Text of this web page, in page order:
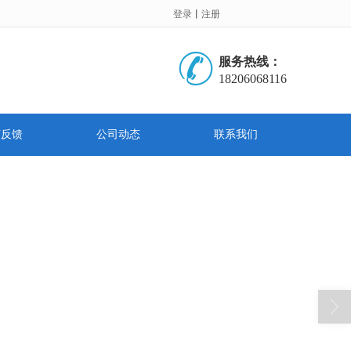
登录 丨 注册
服务热线：
18206068116
馈 公司动态 联系我们